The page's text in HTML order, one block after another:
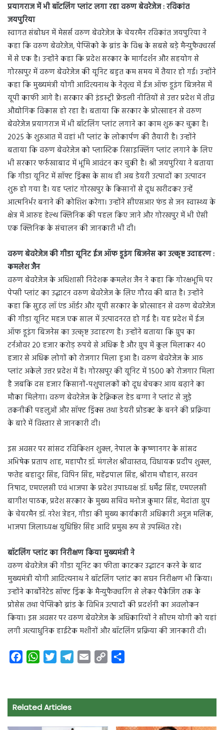
प्रयागराज में भी बॉटलिंग प्लांट लगा रहा वरुण बेवरेजेज : रविकांत
जयपुरिया
स्वागत संबोधन में मेसर्स वरुण बेवरेजेज के चेयरमैन रविकांत जयपुरिया ने
कहा कि वरुण बेवरेजेज, पेप्सिको के ब्रांड के विश्व के सबसे बड़े मैन्युफैक्चरर्स
में से एक है। उन्होंने कहा कि प्रदेश सरकार के मार्गदर्शन और सहयोग से
गोरखपुर में वरुण बेवरेजेज की यूनिट बहुत कम समय में तैयार हो गई। उन्होंने
कहा कि मुख्यमंत्री योगी आदित्यनाथ के नेतृत्व में ईज ऑफ डूइंग बिजनेस में
यूपी काफी आगे है। सरकार की इंडस्ट्री फ्रेंडली नीतियों से उत्तर प्रदेश में तीव्र
औद्योगिक विकास हो रहा है। बताया कि सरकार के प्रोत्साहन से वरुण
बेवरेजेज प्रयागराज में भी बॉटलिंग प्लांट लगाने का काम शुरू कर चुका है।
2025 के शुरुआत में वहां भी प्लांट के लोकार्पण की तैयारी है। उन्होंने
बताया कि वरुण बेवरेजेज को प्लास्टिक रिसाइक्लिंग प्लांट लगाने के लिए
भी सरकार फर्रुखाबाद में भूमि आवंटन कर चुकी है। श्री जयपुरिया ने बताया
कि गीडा यूनिट में सॉफ्ट ड्रिंक्स के साथ ही अब डेयरी उत्पादों का उत्पादन
शुरू हो गया है। यह प्लांट गोरखपुर के किसानों से दूध खरीदकर उन्हें
आत्मनिर्भर बनाने की कोशिश करेगा। उन्होंने सीएसआर फंड से जन स्वास्थ्य के
क्षेत्र में आरुह हेल्थ क्लिनिक की पहल किए जाने और गोरखपुर में भी ऐसी
एक क्लिनिक के संचालन की जानकारी भी दी।
वरुण बेवरेजेज की गीडा यूनिट ईज ऑफ डूइंग बिजनेस का उत्कृष्ट उदाहरण :
कमलेश जैन
वरुण बेवरेजेज के अधिशासी निदेशक कमलेश जैन ने कहा कि गोरक्षभूमि पर
पेप्सी प्लांट का उद्घाटन वरुण बेवरेजेज के लिए गौरव की बात है। उन्होंने
कहा कि सुदृढ़ लॉ एंड ऑर्डर और यूपी सरकार के प्रोत्साहन से वरुण बेवरेजेज
की गीडा यूनिट महज एक साल में उत्पादनरत हो गई है। यह प्रदेश में ईज
ऑफ डूइंग बिजनेस का उत्कृष्ट उदाहरण है। उन्होंने बताया कि ग्रुप का
टर्नओवर 20 हजार करोड़ रुपये से अधिक है और ग्रुप में कुल मिलाकर 40
हजार से अधिक लोगों को रोजगार मिला हुआ है। वरुण बेवरेजेज के आठ
प्लांट अकेले उत्तर प्रदेश में हैं। गोरखपुर की यूनिट में 1500 को रोजगार मिला
है जबकि दस हजार किसानों-पशुपालकों को दूध बेचकर आय बढ़ाने का
मौका मिलेगा। वरुण बेवरेजेज के टेक्निकल हेड बग्गा ने प्लांट से जुड़े
तकनीकी पहलुओं और सॉफ्ट ड्रिंक्स तथा डेयरी प्रोडक्ट के बनने की प्रक्रिया
के बारे में विस्तार से जानकारी दी।
इस अवसर पर सांसद रविकिशन शुक्ल, नेपाल के कृष्णानगर के सांसद
अभिषेक प्रताप शाह, महापौर डॉ. मंगलेश श्रीवास्तव, विधायक प्रदीप शुक्ल,
फतेह बहादुर सिंह, विपिन सिंह, महेंद्रपाल सिंह, श्रीराम चौहान, सरवन
निषाद, एमएलसी एवं भाजपा के प्रदेश उपाध्यक्ष डॉ. धर्मेंद्र सिंह, एमएलसी
बागीश पाठक, प्रदेश सरकार के मुख्य सचिव मनोज कुमार सिंह, मेदांता ग्रुप
के चेयरमैन डॉ. नरेश त्रेहन, गीडा की मुख्य कार्यकारी अधिकारी अनुज मलिक,
भाजपा जिलाध्यक्ष युधिष्ठिर सिंह आदि प्रमुख रूप से उपस्थित रहे।
बॉटलिंग प्लांट का निरीक्षण किया मुख्यमंत्री ने
वरुण बेवरेजेज की गीडा यूनिट का फीता काटकर उद्घाटन करने के बाद
मुख्यमंत्री योगी आदित्यनाथ ने बॉटलिंग प्लांट का सघन निरीक्षण भी किया।
उन्होंने कार्बोनेटेड सॉफ्ट ड्रिंक के मैन्युफैक्चरिंग से लेकर पैकेजिंग तक के
प्रोसेस तथा पेप्सिको ब्रांड के विभिन्न उत्पादों की प्रदर्शनी का अवलोकन
किया। इस अवसर पर वरुण बेवरेजेज के अधिकारियों ने सीएम योगी को यहां
लगी अत्याधुनिक हाईटेक मशीनों और बॉटलिंग प्रक्रिया की जानकारी दी।
e
b
W
t
s
t
t
e
i
y
r
Related Articles